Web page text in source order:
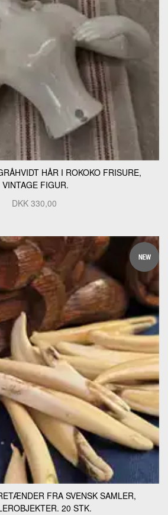
HÅR I ROKOKO FRISURE,
VINTAGE FIGUR.
DKK 330,00
FRA SVENSK SAMLER,
20 STK.